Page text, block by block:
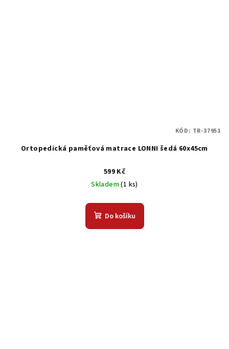
Ortopedická paměťová matrace LONNI šedá 60x45cm
599 Kč
Skladem(1 ks)
Do košíku
KÓD: TR-37951